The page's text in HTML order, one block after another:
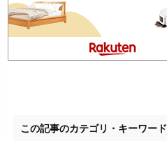
この記事のカテゴリ・キーワード